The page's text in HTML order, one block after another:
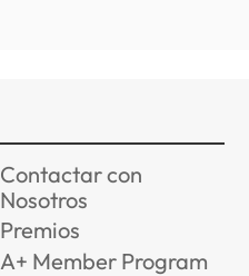
Contactar con
Nosotros
Premios
A+ Member Program